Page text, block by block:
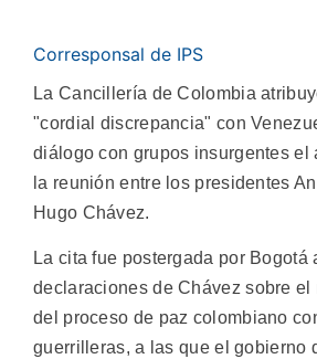
Corresponsal de IPS
La Cancillería de Colombia
"cordial discrepancia" con
diálogo con grupos insurgentes el
la reunión entre los presidentes
Hugo Chávez.
La cita fue postergada por Bogotá
declaraciones de Chávez sobre el
del proceso de paz colombiano
guerrilleras, a las que el gobierno